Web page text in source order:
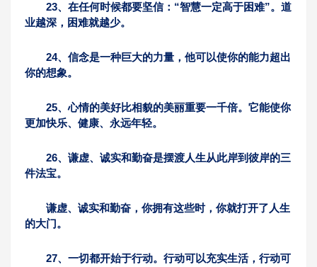
23、在任何时候都要坚信：“智慧一定高于困难”。道
业越深，困难就越少。
24、信念是一种巨大的力量，他可以使你的能力超出
你的想象。
25、心情的美好比相貌的美丽重要一千倍。它能使你
更加快乐、健康、永远年轻。
26、谦虚、诚实和勤奋是摆渡人生从此岸到彼岸的三
件法宝。
谦虚、诚实和勤奋，你拥有这些时，你就打开了人生
的大门。
27、一切都开始于行动。行动可以充实生活，行动可